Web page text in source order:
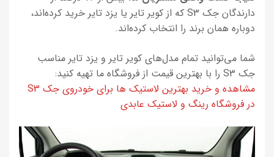
دارندگان جک S3 که از کویر تایر یا یزد تایر خرید کرده‌اند،
دوباره همان برند را انتخاب کرده‌اند.
شما می‌توانید تمام مدل‌های کویر تایر و یزد تایر مناسب
جک S3 را با بهترین قیمت از فروشگاه ما تهیه کنید:
مشاهده و خرید بهترین لاستیک ها برای خودروی جک S3
در فروشگاه رینگ و لاستیک عابدی